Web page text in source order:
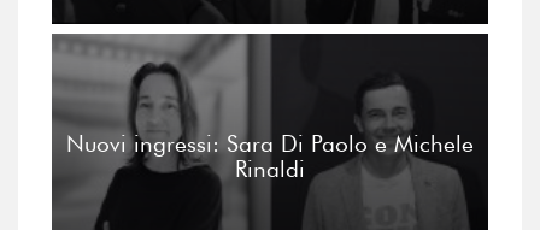
Nuovi ingressi: Sara Di Paolo e Michele
Rinaldi